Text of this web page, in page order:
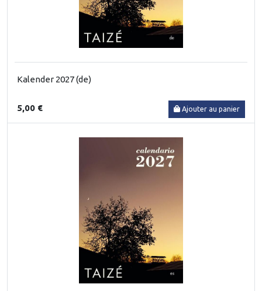
Kalender 2027 (de)
5,00 € Ajouter au panier